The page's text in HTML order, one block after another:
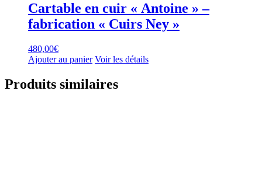
Cartable en cuir « Antoine » –
fabrication « Cuirs Ney »
480,00€
Ajouter au panier Voir les détails
Produits similaires